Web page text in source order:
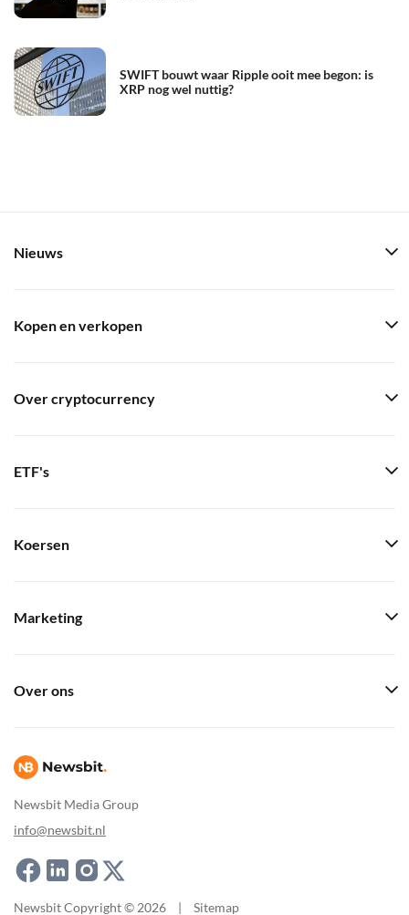
SWIFT bouwt waar Ripple ooit mee begon: is
XRP nog wel nuttig?
Newsbit Media Group
info@newsbit.nl
Nieuws
Kopen en verkopen
Over cryptocurrency
ETF's
Koersen
Marketing
Over ons
Newsbit Copyright © 2026 | Sitemap